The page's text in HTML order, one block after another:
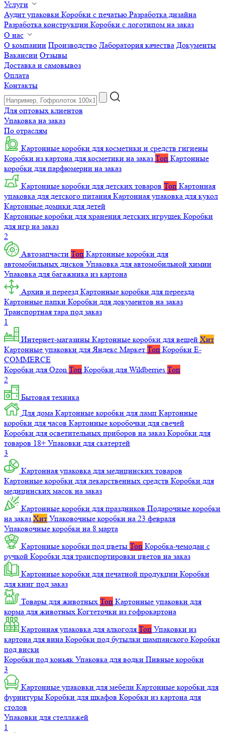
Услуги
Аудит упаковки Коробки с печатью Разработка дизайна
Разработка конструкции Коробки с логотипом на заказ
О нас
О компании Производство Лаборатория качества Документы
Вакансии Отзывы
Доставка и самовывоз
Оплата
Контакты
Для оптовых клиентов
Упаковка на заказ
По отраслям
Картонные коробки для косметики и средств гигиены
Коробки из картона для косметики на заказ Топ Картонные
коробки для парфюмерии на заказ
Картонные коробки для детских товаров Топ Картонная
упаковка для детского питания Картонная упаковка для кукол
Картонные домики для детей
Картонные коробки для хранения детских игрушек Коробки
для игр на заказ
2
Автозапчасти Топ Картонные коробки для
автомобильных дисков Упаковка для автомобильной химии
Упаковка для багажника из картона
Архив и переезд Картонные коробки для переезда
Картонные папки Коробки для документов на заказ
Транспортная тара под заказ
1
Интернет-магазины Картонные коробки для вещей Хит
Картонные упаковки для Яндекс Маркет Топ Коробки E-
COMMERCE
Коробки для Ozon Топ Коробки для Wildberries Топ
2
Бытовая техника
Для дома Картонные коробки для ламп Картонные
коробки для часов Картонные коробочки для свечей
Коробки для осветительных приборов на заказ Коробки для
товаров 18+ Упаковки для скатертей
3
Картонная упаковка для медицинских товаров
Картонные коробки для лекарственных средств Коробки для
медицинских масок на заказ
Картонные коробки для праздников Подарочные коробки
на заказ Хит Упаковочные коробки на 23 февраля
Упаковочные коробки на 8 марта
Картонные коробки под цветы Топ Коробка-чемодан с
ручкой Коробки для транспортировки цветов на заказ
Картонные коробки для печатной продукции Коробки
для книг под заказ
Товары для животных Топ Картонные упаковки для
корма для животных Когтеточки из гофрокартона
Картонная упаковка для алкоголя Топ Упаковки из
картона для вина Коробки под бутылки шампанского Коробки
под виски
Коробки под коньяк Упаковка для водки Пивные коробки
3
Картонные упаковки для мебели Картонные коробки для
фурнитуры Коробки для шкафов Коробки из картона для
столов
Упаковки для стеллажей
1